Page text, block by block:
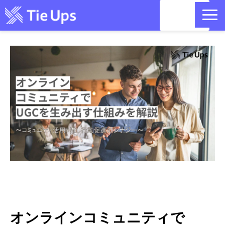
目的別 活用方法｜コミュニティ
リットリンクコラボ｜国内最大400万のインフルエンサー・クリエ
イターデータベース
お問い合わせ
セミナー情報
オンラインコミュニティで